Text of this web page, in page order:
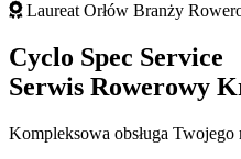
Laureat Orłów Branży
Cyclo Spec Service
Serwis Rowerowy
Kompleksowa obsługa